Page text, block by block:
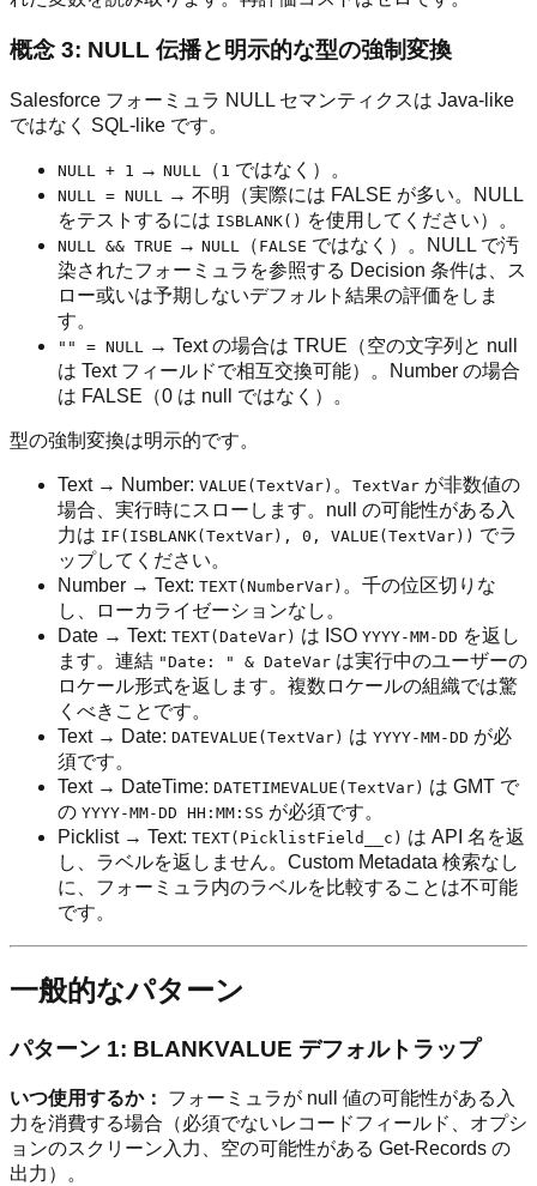
概念 3: NULL 伝播と明示的な型の強制変換
Salesforce フォーミュラ NULL セマンティクスは Java-like
ではなく SQL-like です。
NULL + 1 → NULL （ 1 ではなく）。
NULL = NULL
→ 不明（実際には FALSE が多い。NULL
をテストするには ISBLANK() を使用してください）。
NULL && TRUE → NULL （ FALSE ではなく）。NULL で汚
染されたフォーミュラを参照する Decision 条件は、ス
ロー或いは予期しないデフォルト結果の評価をしま
す。
"" = NULL
→ Text の場合は TRUE（空の文字列と null
は Text フィールドで相互交換可能）。Number の場合
は FALSE（0 は null ではなく）。
型の強制変換は明示的です。
Text → Number: VALUE(TextVar) 。 TextVar が非数値の
場合、実行時にスローします。null の可能性がある入
力は IF(ISBLANK(TextVar), 0, VALUE(TextVar)) でラ
ップしてください。
Number → Text: TEXT(NumberVar) 。千の位区切りな
し、ローカライゼーションなし。
Date → Text: TEXT(DateVar) は ISO YYYY-MM-DD を返し
ます。連結 "Date: " & DateVar は実行中のユーザーの
ロケール形式を返します。複数ロケールの組織では驚
くべきことです。
Text → Date: DATEVALUE(TextVar) は YYYY-MM-DD が必
須です。
Text → DateTime: DATETIMEVALUE(TextVar) は GMT で
の YYYY-MM-DD HH:MM:SS が必須です。
Picklist → Text: TEXT(PicklistField__c) は API 名を返
し、ラベルを返しません。Custom Metadata 検索なし
に、フォーミュラ内のラベルを比較することは不可能
です。
一般的なパターン
パターン 1: BLANKVALUE デフォルトラップ
いつ使用するか：
フォーミュラが null 値の可能性がある入
力を消費する場合（必須でないレコードフィールド、オプシ
ョンのスクリーン入力、空の可能性がある Get-Records の
出力）。